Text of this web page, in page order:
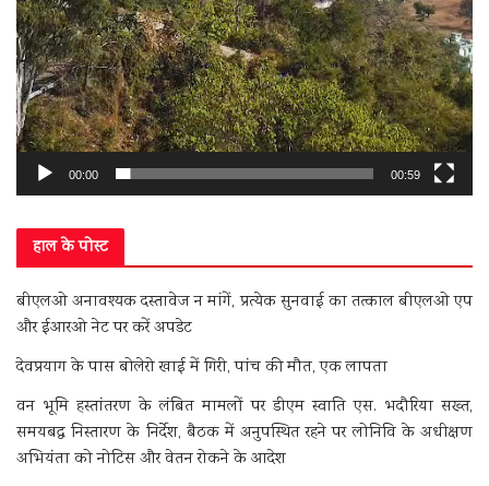
00:00 00:59
हाल के पोस्ट
बीएलओ अनावश्यक दस्तावेज न मांगें, प्रत्येक सुनवाई का तत्काल बीएलओ एप
और ईआरओ नेट पर करें अपडेट
देवप्रयाग के पास बोलेरो खाई में गिरी, पांच की मौत, एक लापता
वन भूमि हस्तांतरण के लंबित मामलों पर डीएम स्वाति एस. भदौरिया सख्त,
समयबद्ध निस्तारण के निर्देश, बैठक में अनुपस्थित रहने पर लोनिवि के अधीक्षण
अभियंता को नोटिस और वेतन रोकने के आदेश